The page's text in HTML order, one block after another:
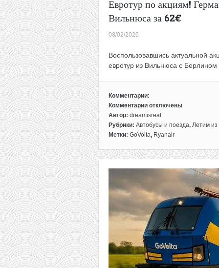
Евротур по акциям!
Вильнюса за 62€
08/02/2026
Воспользовавшись актуальной
евротур из Вильнюса с
Комментарии:
Комментарии
к
записи
Евротур
акциям!
поездке
за
62€
отключены
Автор: dreamisreal
Рубрики: Автобусы и поезда, Летим из
Метки: GoVolta, Ryanair